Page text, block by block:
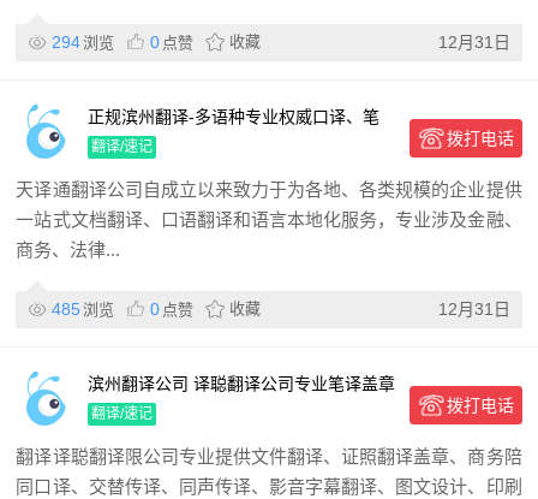
294浏览 0 点赞 收藏 12月31日
正规滨州翻译-多语种专业权威口译、笔
译、同传翻译
翻译/速记 拨打电话
天译通翻译公司自成立以来致力于为各地、各类规模的企业提供
一站式文档翻译、口语翻译和语言本地化服务，专业涉及金融、
商务、法律...
485 浏览 0 点赞 收藏 12月31日
滨州翻译公司 译聪翻译公司专业笔译盖章
商务口译
翻译/速记 拨打电话
翻译译聪翻译限公司专业提供文件翻译、证照翻译盖章、商务陪
同口译、交替传译、同声传译、影音字幕翻译、图文设计、印刷